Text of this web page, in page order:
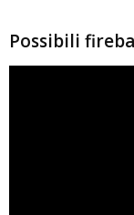
Possibili